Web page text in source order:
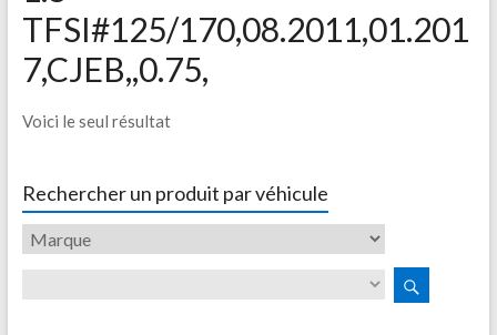
TFSI#125/170,08.2011,01.201
7,CJEB,,0.75,
Voici le seul résultat
Rechercher un produit par véhicule